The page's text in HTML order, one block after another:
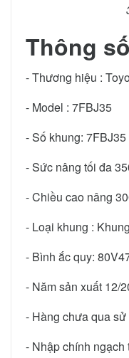
Thông
- Thương hiệu :
- Model : 7FBJ35
- Số khung: 7FBJ35
- Sức nâng tối đa
- Chiều cao nâng
- Loại khung :
- Bình ắc quy:
- Năm sản xuất 12/
- Hàng chưa qua
- Nhập chính ngạch